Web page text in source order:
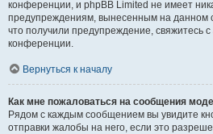
конференции, и phpBB Limited не имеет
предупреждениям, вынесенным на данном
что получили предупреждение, свяжитесь
конференции.
Вернуться к началу
Как мне пожаловаться на сообщения
Рядом с каждым сообщением вы увидите
отправки жалобы на него, если это